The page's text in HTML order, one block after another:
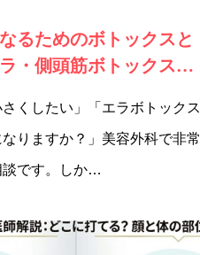
るためのボトックスと
・側頭筋ボトックスと
さくしたい」「エラボトックス
りますか？」美容外科で非常
談です。しか…